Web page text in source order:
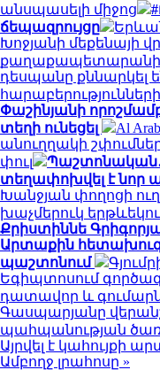
անսպասելի միջոց
ճեպազրույցը
Խոջյանի մեքենայի
դեսպանը քննարկել
Փաշինյանի
տեղի ունեցել
Al
անուղղակի
փուլ
տեղափոխվել է նոր
Խանջյան փողոցի
խաչմերուկ
Քրիստիննե
Արտաքին
պաշտոնում
Եգիպտոսում
դատավոր և
Գասպարյանը
պահպանության
Այրվել է կահույքի
Ամբողջ լրահոսը »